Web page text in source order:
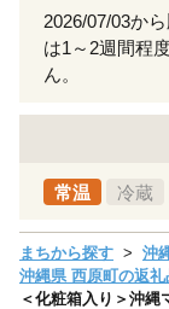
2026/07/03か
は1～2週間程
ん。
常温 冷蔵
まちから探す 沖
沖縄県 西原町の返礼
＜化粧箱入り＞沖縄